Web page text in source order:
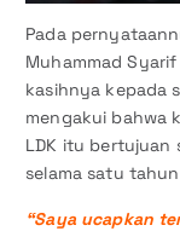
Pada
Muhammad
kasihnya kepada
mengakui bahwa
LDK itu bertujuan
selama satu
“Saya ucapkan